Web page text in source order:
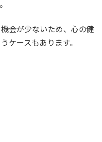
会が少ないため、心の健
ケースもあります。